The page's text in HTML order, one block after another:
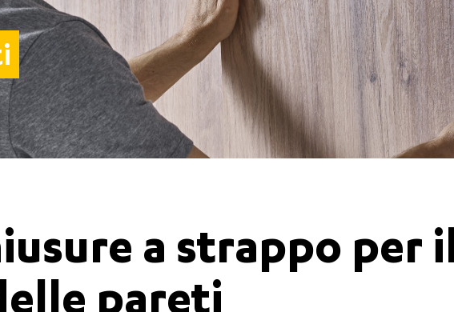
a strappo per